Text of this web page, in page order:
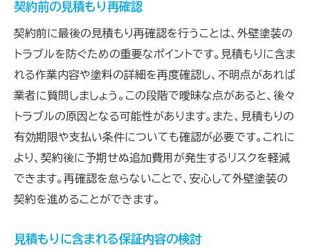
契約前の見積もり再確認
契約前に最後の見積もり再確認を行うことは、外壁塗装の
トラブルを防ぐための重要なポイントです。見積もりに含ま
れる作業内容や塗料の詳細を再度確認し、不明点があれば
業者に質問しましょう。この段階で曖昧な点があると、後々
トラブルの原因となる可能性があります。また、見積もりの
有効期限や支払い条件についても確認が必要です。これに
より、契約後に予期せぬ追加費用が発生するリスクを軽減
できます。再確認を怠らないことで、安心して外壁塗装の
契約を進めることができます。
見積もりに含まれる保証内容の検討